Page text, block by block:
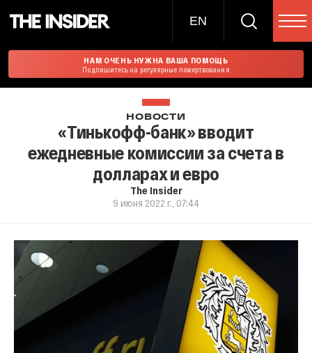
EN
НАМ ОЧЕНЬ НУЖНА ВАША ПОМОЩЬ
Подпишитесь на регулярные пожертвования
НОВОСТИ
«Тинькофф-банк» вводит
ежедневные комиссии за счета в
долларах и евро
The Insider
9 июня 2022 г., 07:44